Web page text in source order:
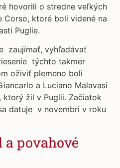
hovorili o stredne veľkých
Corso, ktoré boli videné na
Puglie.
zaujímať, vyhľadávať
týchto takmer
oživiť plemeno boli
a Luciano Malavasi
ktorý žil v Puglii. Začiatok
datuje v novembri v roku
povahové